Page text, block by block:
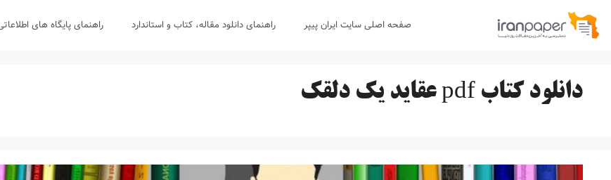
پرش
صفحه اصلی سایت ایران پیپر راهنمای دانلود مقاله، کتاب و استاندارد راهنمای پایگاه های
دانلود کتاب pdf عقاید یک دلقک